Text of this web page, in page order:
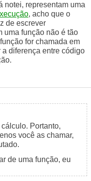
notei, representam uma
, acho que o
de escrever
uma função não é tão
for chamada em
a diferença entre código
Portanto,
você as chamar,
de uma função, eu